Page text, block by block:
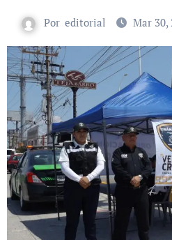
Por editorial Mar 30,